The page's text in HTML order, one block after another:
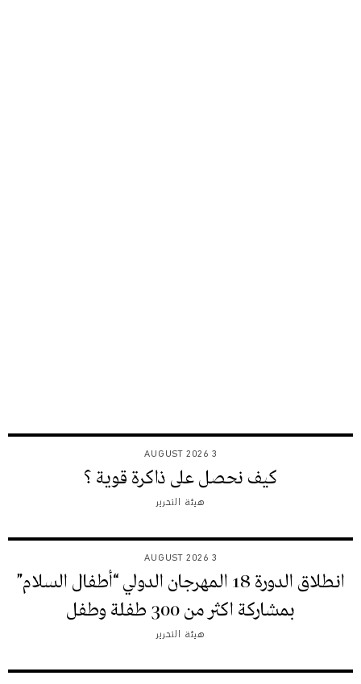
3 AUGUST 2026
كيف نحصل على ذاكرة قوية ؟
هيئة التحرير
3 AUGUST 2026
انطلاق الدورة 18 المهرجان الدولي “أطفال السلام”
بمشاركة اكثر من 300 طفلة وطفل
هيئة التحرير